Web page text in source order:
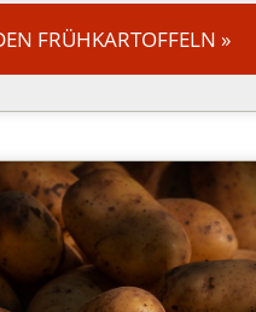
FRÜHKARTOFFELN »